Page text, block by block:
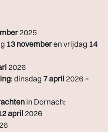
2025
13 novemberen vrijdag 14
2026
: dinsdag 7 april 2026 +
in Dornach:
april2026